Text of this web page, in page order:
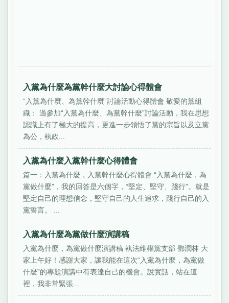
入黨為什麼為黨幹什麼大討論心得體會
“入黨為什麼、為黨幹什麼”討論活動心得體會 敬愛的黨組
織： 過參加“入黨為什麼、為黨幹什麼”討論活動，我在思想
認識上有了極大的提高，更進一步領悟了黨的宗旨以及立黨
為公，執政...
入黨為什麼入黨幹什麼心得體會
篇一：入黨為什麼，入黨幹什麼心得體會 “入黨為什麼，為
黨做什麼”，我的回答是六個字，“堅定、堅守、踐行”。就是
堅定自己的理想信念，堅守自己的人生追求，踐行自己的入
黨誓言。 ...
入黨為什麼為黨做什麼演講稿
入黨為什麼，為黨做什麼演講稿 執法維權黨支部 鄧潤林 大
家上午好！感謝大家，讓我能在這次“入黨為什麼，為黨做
什麼”的專題演講中有表達自己的機會。說實話，站在這
裡，我非常緊張...